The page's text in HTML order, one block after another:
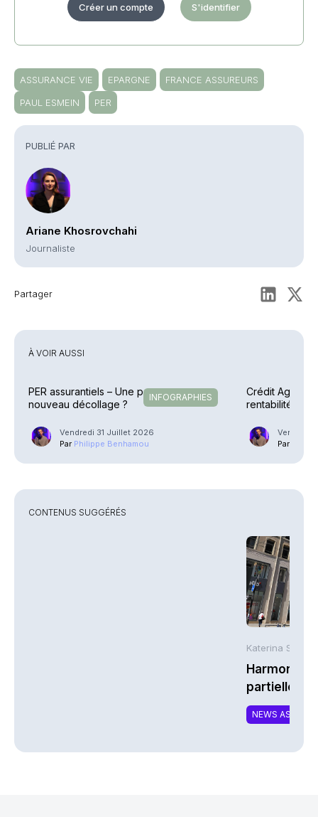
PUBLIÉ PAR
Ariane Khosrovchahi
Journaliste
Partager
Créer un compte S'identifier
ASSURANCE VIE EPARGNE
FRANCE ASSUREURS
PAUL ESMEIN
PER
À VOIR AUSSI
INFOGRAPHIES
PER assurantiels – Une pause avant un
nouveau décollage ?
Vendredi 31 Juillet 2026
Par Philippe Benhamou
Crédit
rentabilité en
Vendredi
Par
CONTENUS SUGGÉRÉS
Katerina
Harmonie
partielle du
MTCAT
NEWS